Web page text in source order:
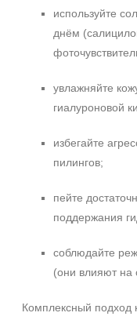
используйте
днём
увлажняйте
гиалуроновой
избегайте
пилингов;
пейте
поддержания
соблюдайте
(они влияют на
Комплексный подход